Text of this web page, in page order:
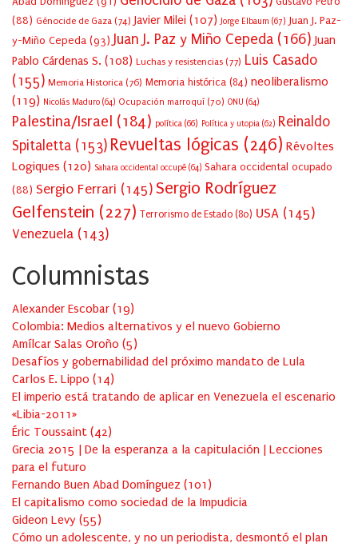
(88) Génocide de Gaza (74) Javier Milei (107) Jorge Elbaum (67) Juan J. Paz-
y-Miño Cepeda (93) Juan J. Paz y Miño Cepeda (166) Juan
Pablo Cárdenas S. (108) Luchas y resistencias (77) Luis Casado
(155) Memoria Historica (76) Memoria histórica (84) neoliberalismo
(119) Nicolás Maduro (64) Ocupación marroquí (70) ONU (64)
Palestina/Israel (184) política (66) Política y utopia (62) Reinaldo
Spitaletta (153) Revueltas lógicas (246) Révoltes
Logiques (120) Sahara occidental occupé (64) Sahara occidental ocupado
(88) Sergio Ferrari (145) Sergio Rodríguez
Gelfenstein (227) Terrorismo de Estado (80) USA (145)
Venezuela (143)
Columnistas
Alexander Escobar (19)
Colombia: Medios alternativos y el nuevo Gobierno
Amílcar Salas Oroño (5)
Desafíos y gobernabilidad del próximo mandato de Lula
Carlos E. Lippo (14)
El imperio está tratando de aplicar en Venezuela el escenario
«Libia-2011»
Éric Toussaint (42)
Grecia 2015 | De la esperanza a la capitulación | Lecciones
para el futuro
Fernando Buen Abad Domínguez (101 )
El capitalismo como sociedad de la Impudicia
Gideon Levy (55)
Cómo un adolescente, y no un periodista, desmontó el plan